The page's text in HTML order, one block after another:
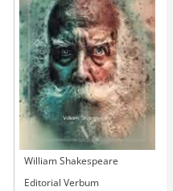
Autor
William Shakespeare
Editorial
Editorial Verbum